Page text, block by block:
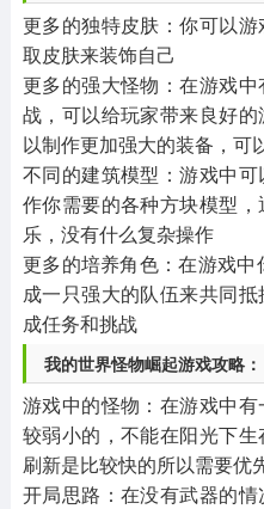
更多的独特皮肤：你可以
取皮肤来装饰自己
更多的强大怪物：在游戏
战，可以给玩家带来良好
以制作更加强大的装备，可
不同的建筑模型：游戏中
作你需要的各种方块模型
乐，没有什么复杂操作
更多的培养角色：在游戏
成一只强大的队伍来共同
成任务和挑战
我的世界怪物崛起游戏攻略：
游戏中的怪物：在游戏中
较弱小的，不能在阳光下
刷新是比较快的所以需要优
开局思路：在没有武器的